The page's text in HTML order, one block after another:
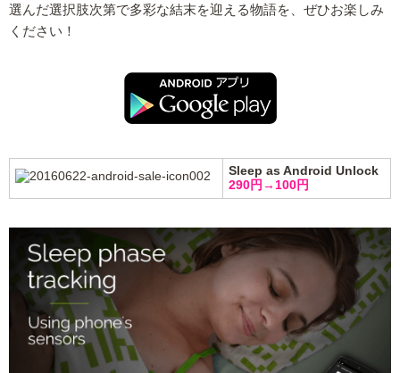
選んだ選択肢次第で多彩な結末を迎える物語を、ぜひお楽しみ
ください！
Sleep as Android Unlock
290円→100円